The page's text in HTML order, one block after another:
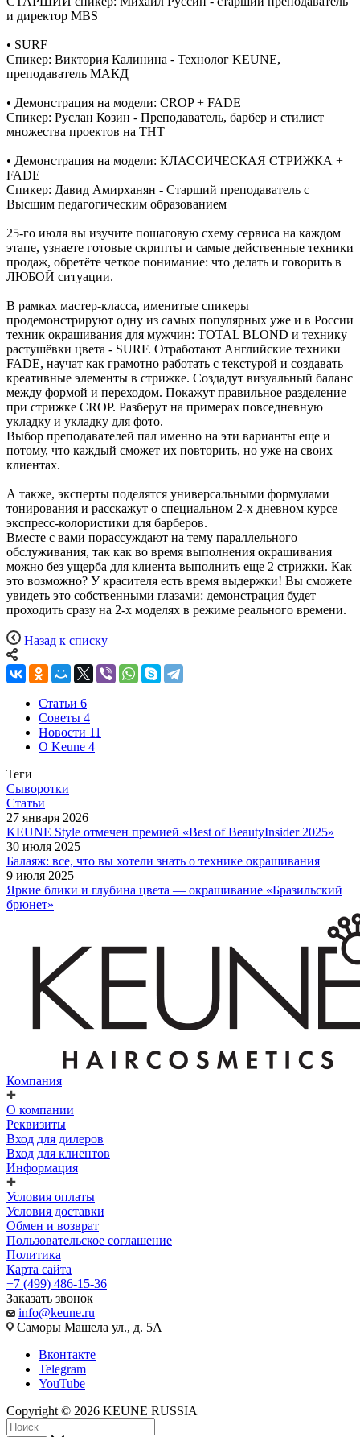
и директор MBS
• SURF
Спикер: Виктория Калинина - Технолог KEUNE,
преподаватель МАКД
• Демонстрация на модели: CROP + FADE
Спикер: Руслан Козин - Преподаватель, барбер и стилист
множества проектов на ТНТ
• Демонстрация на модели: КЛАССИЧЕСКАЯ СТРИЖКА +
FADE
Спикер: Давид Амирханян - Старший преподаватель с
Высшим педагогическим образованием
25-го июля вы изучите пошаговую схему сервиса на каждом
этапе, узнаете готовые скрипты и самые действенные техники
продаж, обретёте четкое понимание: что делать и говорить в
ЛЮБОЙ ситуации.
В рамках мастер-класса, именитые спикеры
продемонстрируют одну из самых популярных уже и в России
техник окрашивания для мужчин: TOTAL BLOND и технику
растушёвки цвета - SURF. Отработают Английские техники
FADE, научат как грамотно работать с текстурой и создавать
креативные элементы в стрижке. Создадут визуальный баланс
между формой и переходом. Покажут правильное разделение
при стрижке CROP. Разберут на примерах повседневную
укладку и укладку для фото.
Выбор преподавателей пал именно на эти варианты еще и
потому, что каждый сможет их повторить, но уже на своих
клиентах.
А также, эксперты поделятся универсальными формулами
тонирования и расскажут о специальном 2-х дневном курсе
экспресс-колористики для барберов.
Вместе с вами порассуждают на тему параллельного
обслуживания, так как во время выполнения окрашивания
можно без ущерба для клиента выполнить еще 2 стрижки. Как
это возможно? У красителя есть время выдержки! Вы сможете
увидеть это собственными глазами: демонстрация будет
проходить сразу на 2-х моделях в режиме реального времени.
Назад к списку
Статьи 6
Cоветы 4
Новости 11
О Keune 4
Теги
Сыворотки
Статьи
27 января 2026
KEUNE Style отмечен премией «Best of BeautyInsider 2025»
30 июля 2025
Балаяж: все, что вы хотели знать о технике окрашивания
9 июля 2025
Яркие блики и глубина цвета — окрашивание «Бразильский
брюнет»
Компания
О компании
Реквизиты
Вход для дилеров
Вход для клиентов
Информация
Условия оплаты
Условия доставки
Обмен и возврат
Пользовательское соглашение
Политика
Карта сайта
+7 (499) 486-15-36
Заказать звонок
info@keune.ru
Саморы Машела ул., д. 5А
Вконтакте
Telegram
YouTube
Copyright © 2026 KEUNE RUSSIA